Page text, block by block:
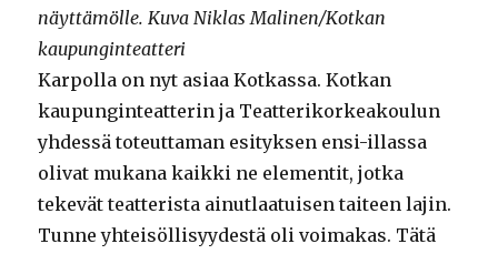
näyttämölle. Kuva Niklas Malinen/Kotkan
kaupunginteatteri
Karpolla on nyt asiaa Kotkassa. Kotkan
kaupunginteatterin ja Teatterikorkeakoulun
yhdessä toteuttaman esityksen ensi-illassa
olivat mukana kaikki ne elementit, jotka
tekevät teatterista ainutlaatuisen taiteen lajin.
Tunne yhteisöllisyydestä oli voimakas. Tätä